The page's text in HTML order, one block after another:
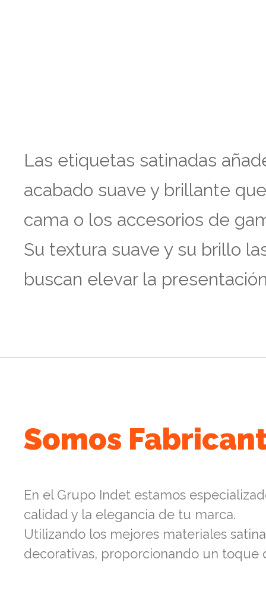
Las etiquetas satinadas
acabado suave y brillante
cama o los accesorios de
Su textura suave y su brillo
buscan elevar la
Somos
En el Grupo Indet estamos
calidad y la elegancia de tu marca.
Utilizando los mejores materiales
decorativas, proporcionando un